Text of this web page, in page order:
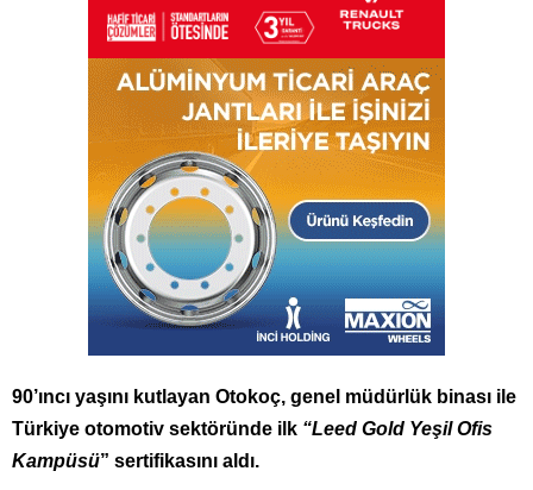
90’ıncı yaşını kutlayan Otokoç, genel müdürlük binası ile
Türkiye otomotiv sektöründe ilk “Leed Gold Yeşil Ofis
Kampüsü” sertifikasını aldı.